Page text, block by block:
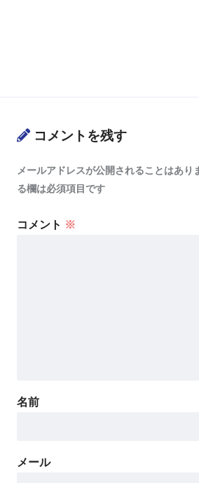
コメントを残す
メールアドレスが公開されることはあり
る欄は必須項目です
コメント ※
名前
メール